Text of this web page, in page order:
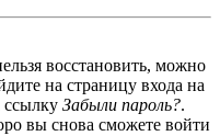
восстановить, можно
на страницу входа на
Забыли пароль?.
вы снова сможете войти